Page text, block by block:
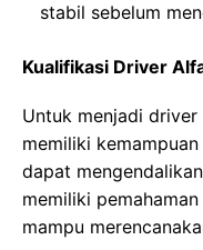
stabil sebelum
Kualifikasi Driver
Untuk menjadi
memiliki
dapat
memiliki
mampu